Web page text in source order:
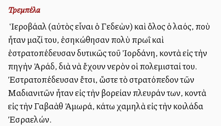
Τρεμπέλα
Ὁ Ἱεροβάαλ (αὐτὸς εἶναι ὁ Γεδεὼν) καὶ ὅλος ὁ λαός, ποὺ
ἦταν μαζί του, ἐσηκώθησαν πολὺ πρωῒ καὶ
ἐστρατοπέδευσαν δυτικῶς τοῦ Ἰορδάνη, κοντὰ εἰς τὴν
πηγὴν Ἀράδ, διὰ νὰ ἔχουν νερὸν οἱ πολεμισταί του.
Ἐστρατοπέδευσαν ἔτσι, ὥστε τὸ στρατόπεδον τῶν
Μαδιανιτῶν ἦταν εἰς τὴν βορείαν πλευράν των, κοντὰ
εἰς τὴν Γαβαὰθ Ἀμωρά, κάτω χαμηλὰ εἰς τὴν κοιλάδα
Ἐσραελών.